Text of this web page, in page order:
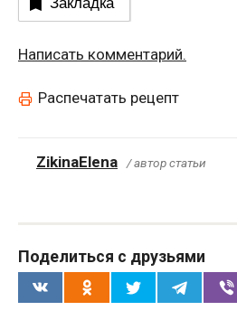
Написать комментарий.
Распечатать рецепт
ZikinaElena / автор статьи
Поделиться с друзьями